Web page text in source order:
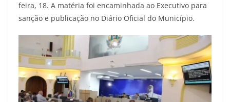
feira, 18. A matéria foi encaminhada ao Executivo para
sanção e publicação no Diário Oficial do Município.